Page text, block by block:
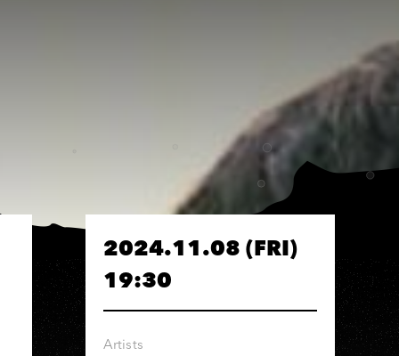
2024.11.08 (FRI)
19:30
Artists